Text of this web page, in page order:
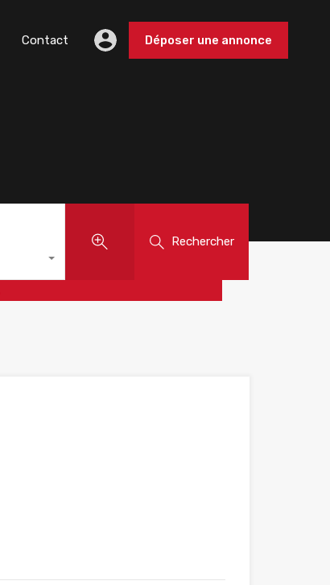
Contact Déposer une annonce
Rechercher